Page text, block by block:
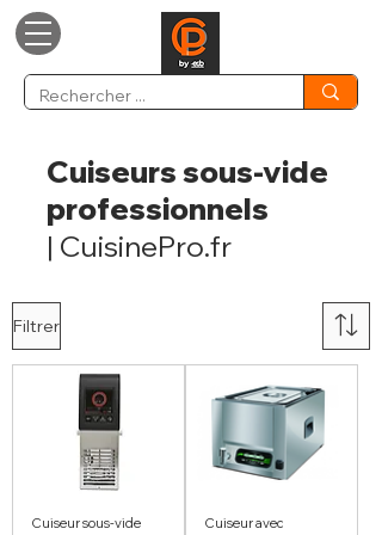
Cuiseurs sous-vide
professionnels
| CuisinePro.fr
Filtrer
Cuiseur sous-vide
Cuiseur avec